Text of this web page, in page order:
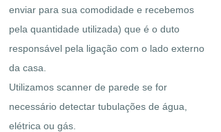
enviar para sua comodidade e recebemos
pela quantidade utilizada) que é o duto
responsável pela ligação com o lado externo
da casa.
Utilizamos scanner de parede se for
necessário detectar tubulações de água,
elétrica ou gás.